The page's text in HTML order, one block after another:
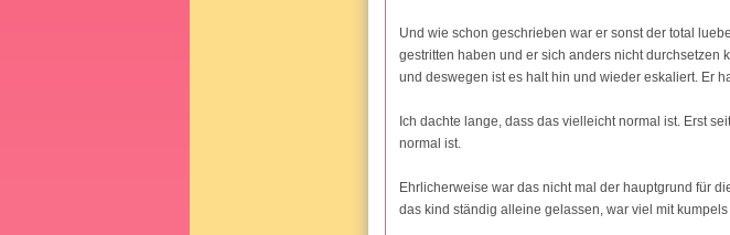
Und wie schon geschrieben war er sonst der total
gestritten haben und er sich anders nicht durchsetzen
und deswegen ist es halt hin und wieder eskaliert. Er
Ich dachte lange, dass das vielleicht normal ist. Erst
normal ist.
Ehrlicherweise war das nicht mal der hauptgrund für
das kind ständig alleine gelassen, war viel mit